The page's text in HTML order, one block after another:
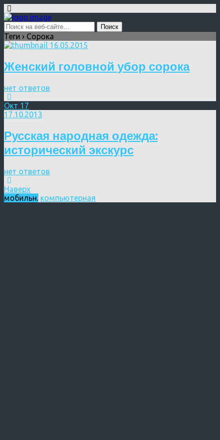
Теги › Сорока
16.05.2015
Женский головной убор сорока
нет ответов
Окт 17
17.10.2013
Русская народная одежда:
исторический экскурс
нет ответов
Наверх
мобильн. компьютерная